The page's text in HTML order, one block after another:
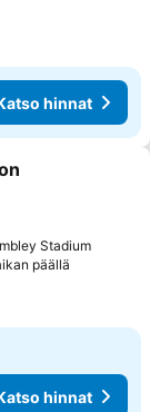
hinnat
Stadium
päällä
hinnat